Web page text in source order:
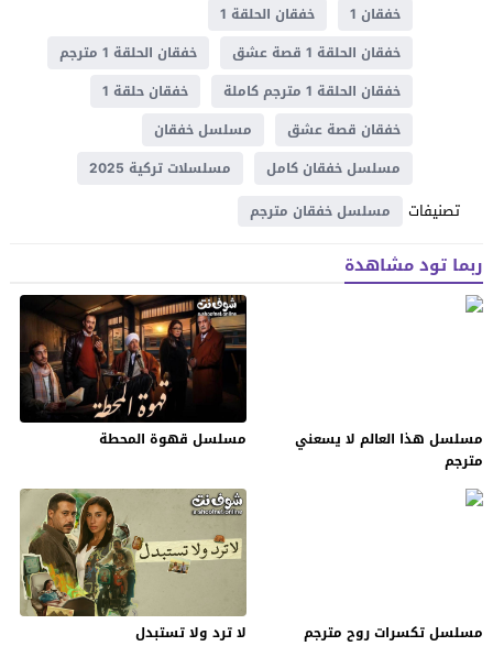
خفقان 1
خفقان الحلقة 1
خفقان الحلقة 1 قصة عشق
خفقان الحلقة 1 مترجم
خفقان الحلقة 1 مترجم كاملة
خفقان حلقة 1
خفقان قصة عشق
مسلسل خفقان
مسلسل خفقان كامل
مسلسلات تركية 2025
تصنيفات مسلسل خفقان مترجم
ربما تود مشاهدة
مسلسل هذا العالم لا يسعني
مترجم
مسلسل قهوة المحطة
مسلسل تكسرات روح مترجم لا ترد ولا تستبدل